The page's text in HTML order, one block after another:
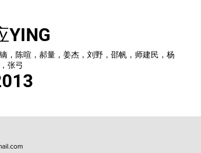
YING
镝，陈喧，郝量，姜杰，刘野，邵帆，师建民，杨
张弓